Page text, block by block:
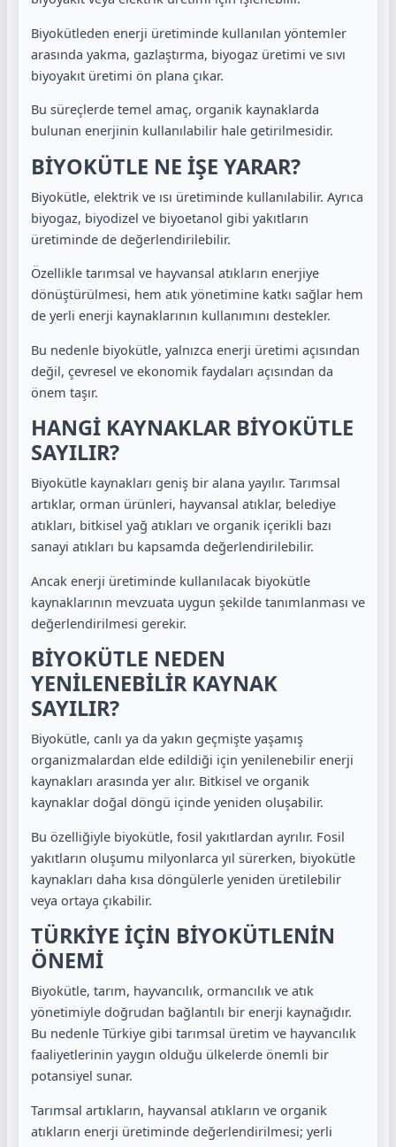
Biyokütleden enerji üretiminde kullanılan yöntemler
arasında yakma, gazlaştırma, biyogaz üretimi ve sıvı
biyoyakıt üretimi ön plana çıkar.
Bu süreçlerde temel amaç, organik kaynaklarda
bulunan enerjinin kullanılabilir hale getirilmesidir.
BİYOKÜTLE NE İŞE YARAR?
Biyokütle, elektrik ve ısı üretiminde kullanılabilir. Ayrıca
biyogaz, biyodizel ve biyoetanol gibi yakıtların
üretiminde de değerlendirilebilir.
Özellikle tarımsal ve hayvansal atıkların enerjiye
dönüştürülmesi, hem atık yönetimine katkı sağlar hem
de yerli enerji kaynaklarının kullanımını destekler.
Bu nedenle biyokütle, yalnızca enerji üretimi açısından
değil, çevresel ve ekonomik faydaları açısından da
önem taşır.
HANGİ KAYNAKLAR BİYOKÜTLE
SAYILIR?
Biyokütle kaynakları geniş bir alana yayılır. Tarımsal
artıklar, orman ürünleri, hayvansal atıklar, belediye
atıkları, bitkisel yağ atıkları ve organik içerikli bazı
sanayi atıkları bu kapsamda değerlendirilebilir.
Ancak enerji üretiminde kullanılacak biyokütle
kaynaklarının mevzuata uygun şekilde tanımlanması ve
değerlendirilmesi gerekir.
BİYOKÜTLE NEDEN
YENİLENEBİLİR KAYNAK
SAYILIR?
Biyokütle, canlı ya da yakın geçmişte yaşamış
organizmalardan elde edildiği için yenilenebilir enerji
kaynakları arasında yer alır. Bitkisel ve organik
kaynaklar doğal döngü içinde yeniden oluşabilir.
Bu özelliğiyle biyokütle, fosil yakıtlardan ayrılır. Fosil
yakıtların oluşumu milyonlarca yıl sürerken, biyokütle
kaynakları daha kısa döngülerle yeniden üretilebilir
veya ortaya çıkabilir.
TÜRKİYE İÇİN BİYOKÜTLENİN
ÖNEMİ
Biyokütle, tarım, hayvancılık, ormancılık ve atık
yönetimiyle doğrudan bağlantılı bir enerji kaynağıdır.
Bu nedenle Türkiye gibi tarımsal üretim ve hayvancılık
faaliyetlerinin yaygın olduğu ülkelerde önemli bir
potansiyel sunar.
Tarımsal artıkların, hayvansal atıkların ve organik
atıkların enerji üretiminde değerlendirilmesi; yerli